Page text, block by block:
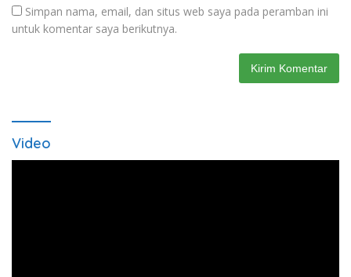
Simpan nama, email, dan situs web saya pada peramban ini
untuk komentar saya berikutnya.
Video